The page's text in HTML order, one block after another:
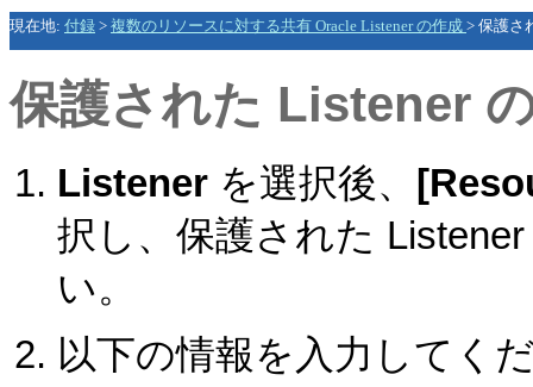
現在地: 付録 > 複数のリソースに対する共有 Oracle Listener の作成 > 保護さ
保護された Listener
Listener を選択後、 [
択し、保護された
い。
以下の情報を入力してく